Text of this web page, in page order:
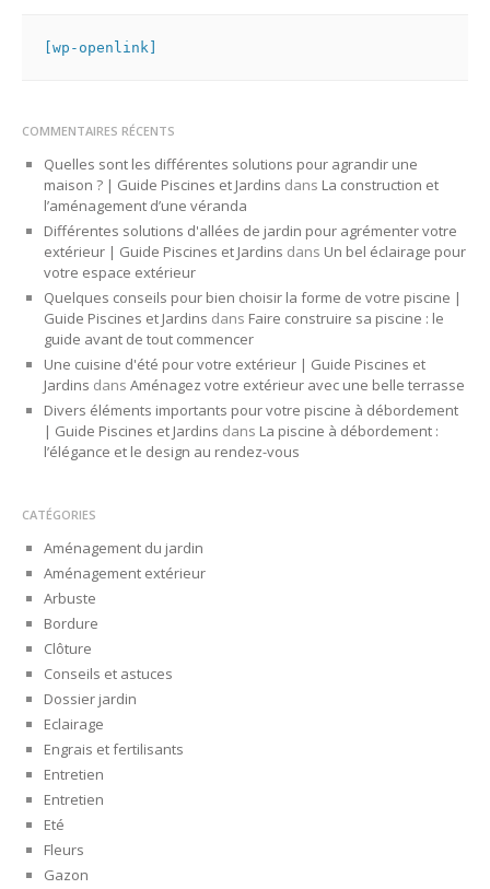
[wp-openlink]
COMMENTAIRES RÉCENTS
Quelles sont les différentes solutions pour agrandir une
maison ? | Guide Piscines et Jardins dans La construction et
l’aménagement d’une véranda
Différentes solutions d'allées de jardin pour agrémenter votre
extérieur | Guide Piscines et Jardins dans Un bel éclairage pour
votre espace extérieur
Quelques conseils pour bien choisir la forme de votre piscine |
Guide Piscines et Jardins dans Faire construire sa piscine : le
guide avant de tout commencer
Une cuisine d'été pour votre extérieur | Guide Piscines et
Jardins dans Aménagez votre extérieur avec une belle terrasse
Divers éléments importants pour votre piscine à débordement
| Guide Piscines et Jardins dans La piscine à débordement :
l’élégance et le design au rendez-vous
CATÉGORIES
Aménagement du jardin
Aménagement extérieur
Arbuste
Bordure
Clôture
Conseils et astuces
Dossier jardin
Eclairage
Engrais et fertilisants
Entretien
Entretien
Eté
Fleurs
Gazon